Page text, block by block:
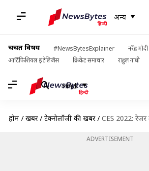
अन्य
चर्चित विषय #NewsBytesExplainer
नरेंद्र मोदी
आर्टिफिशियल इंटेलिजेंस
क्रिकेट समाचार राहुल गांधी
Hindi
होम / खबरें / टेक्नोलॉजी की खबरें / CES 2022: रेजर लाई फैन, स्पीकर
ADVERTISEMENT